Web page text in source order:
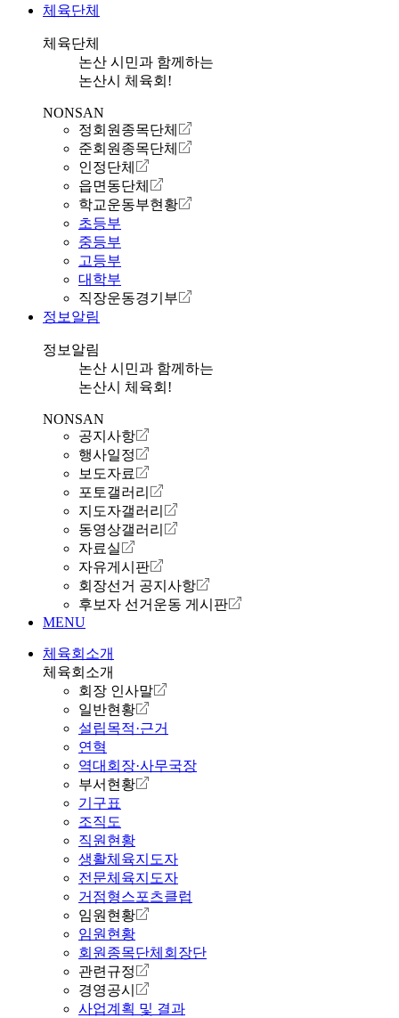
체육단체
체육단체
논산 시민과 함께하는
논산시 체육회!
NONSAN
정회원종목단체
준회원종목단체
인정단체
읍면동단체
학교운동부현황
초등부
중등부
고등부
대학부
직장운동경기부
정보알림
정보알림
논산 시민과 함께하는
논산시 체육회!
NONSAN
공지사항
행사일정
보도자료
포토갤러리
지도자갤러리
동영상갤러리
자료실
자유게시판
회장선거 공지사항
후보자 선거운동 게시판
MENU
체육회소개
체육회소개
회장 인사말
일반현황
설립목적·근거
연혁
역대회장·사무국장
부서현황
기구표
조직도
직원현황
생활체육지도자
전문체육지도자
거점형스포츠클럽
임원현황
임원현황
회원종목단체회장단
관련규정
경영공시
사업계획 및 결과